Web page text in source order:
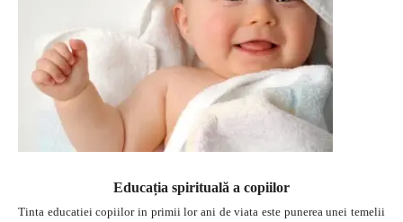
Educația spirituală a copiilor
Tinta educatiei copiilor in primii lor ani de viata este punerea unei temelii